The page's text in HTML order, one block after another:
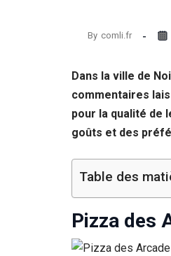
By comli.fr
Dans la ville de
commentaires
pour la qualité de
goûts et des
Table des
Pizza des